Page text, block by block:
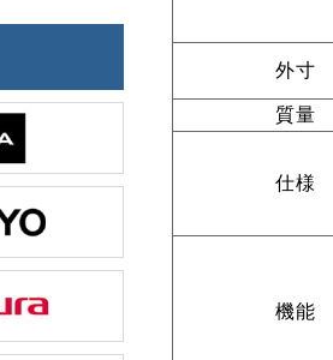
外寸
質量
仕様
機能